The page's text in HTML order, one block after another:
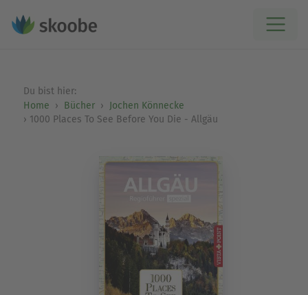
Du bist hier:
Home
Bücher
Jochen Könnecke
1000 Places To See Before You Die - Allgäu